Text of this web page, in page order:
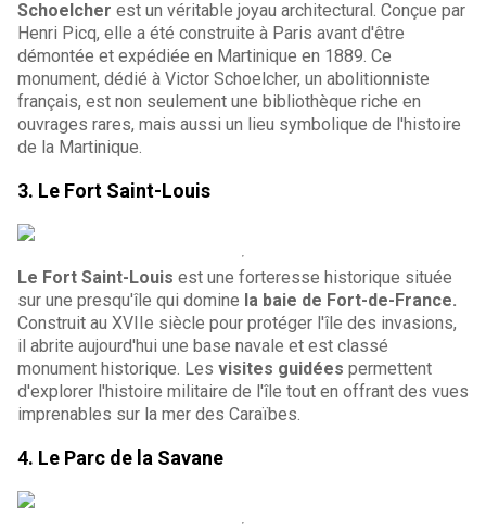
Schoelcher est un véritable joyau architectural. Conçue par
Henri Picq, elle a été construite à Paris avant d'être
démontée et expédiée en Martinique en 1889. Ce
monument, dédié à Victor Schoelcher, un abolitionniste
français, est non seulement une bibliothèque riche en
ouvrages rares, mais aussi un lieu symbolique de l'histoire
de la Martinique.
3. Le Fort Saint-Louis
Le Fort Saint-Louis est une forteresse historique située
sur une presqu'île qui domine la baie de Fort-de-France.
Construit au XVIIe siècle pour protéger l'île des invasions,
il abrite aujourd'hui une base navale et est classé
monument historique. Les visites guidées permettent
d'explorer l'histoire militaire de l'île tout en offrant des vues
imprenables sur la mer des Caraïbes.
4. Le Parc de la Savane